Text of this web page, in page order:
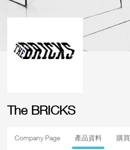
The BRICKS
Company Page 產品資料 購買